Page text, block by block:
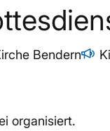
Bendern
organisiert.